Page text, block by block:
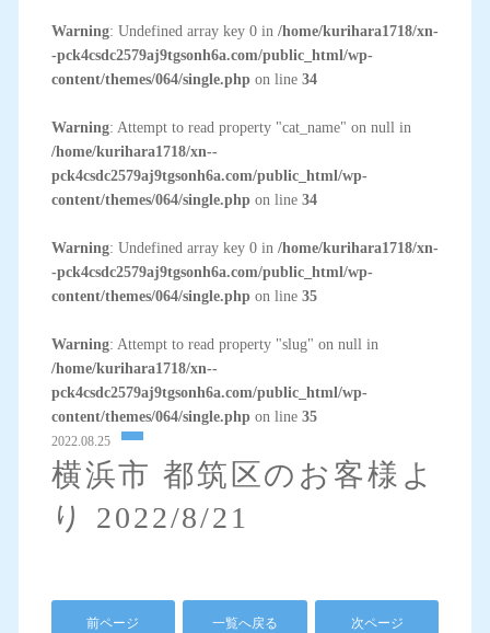
Warning: Undefined array key 0 in /home/kurihara1718/xn-
-pck4csdc2579aj9tgsonh6a.com/public_html/wp-
content/themes/064/single.phpon line 34
Warning: Attempt to read property "cat_name" on null in
/home/kurihara1718/xn--
pck4csdc2579aj9tgsonh6a.com/public_html/wp-
content/themes/064/single.phpon line 34
Warning: Undefined array key 0 in /home/kurihara1718/xn-
-pck4csdc2579aj9tgsonh6a.com/public_html/wp-
content/themes/064/single.phpon line 35
Warning: Attempt to read property "slug" on null in
/home/kurihara1718/xn--
pck4csdc2579aj9tgsonh6a.com/public_html/wp-
content/themes/064/single.phpon line 35
2022.08.25
横浜市 都筑区のお客様よ
り 2022/8/21
前ページ 一覧へ戻る 次ページ